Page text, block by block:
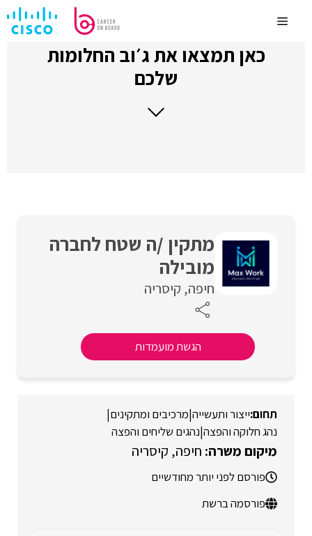
לתוכןMenu
כאן תמצאו את ג׳וב החלומות
שלכם
מתקין /ה שטח לחברה
מובילה
חיפה קיסריה
הגשת מועמדות
ייצור ותעשייה|מרכיבים ומתקינים|
נהג חלוקה והפצה|נהגים שליחים והפצה
חיפה קיסריה
פורסם לפני יותר מחודשיים
פורסמה ברשת